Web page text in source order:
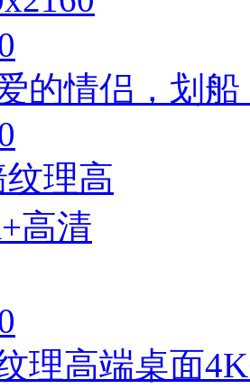
的情侣，划
理高端桌面